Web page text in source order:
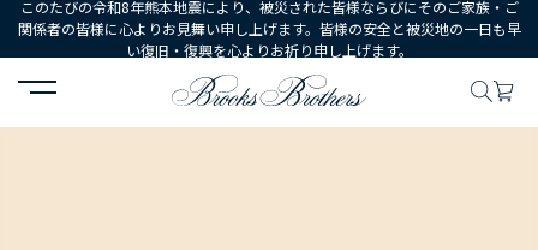
このたびの令和8年熊本地震により、被災された皆様ならびにそのご家族・ご
関係者の皆様に心よりお見舞い申し上げます。皆様の安全と被災地の一日も早
い復旧・復興を心よりお祈り申し上げます。
HOME シューズ・アクセサリー シャツ・タイアクセサリー